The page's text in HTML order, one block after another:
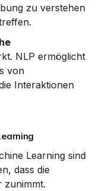
zu verstehen
NLP ermöglicht
von
Interaktionen
Learning sind
dass die
zunimmt.